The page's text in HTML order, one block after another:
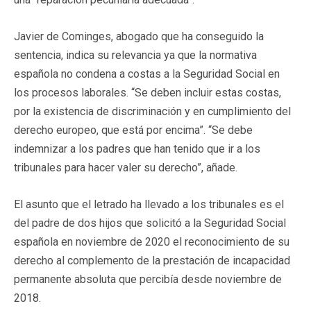
Javier de Cominges, abogado que ha conseguido la
sentencia, indica su relevancia ya que la normativa
española no condena a costas a la Seguridad Social en
los procesos laborales. “Se deben incluir estas costas,
por la existencia de discriminación y en cumplimiento del
derecho europeo, que está por encima”. “Se debe
indemnizar a los padres que han tenido que ir a los
tribunales para hacer valer su derecho”, añade.
El asunto que el letrado ha llevado a los tribunales es el
del padre de dos hijos que solicitó a la Seguridad Social
española en noviembre de 2020 el reconocimiento de su
derecho al complemento de la prestación de incapacidad
permanente absoluta que percibía desde noviembre de
2018.